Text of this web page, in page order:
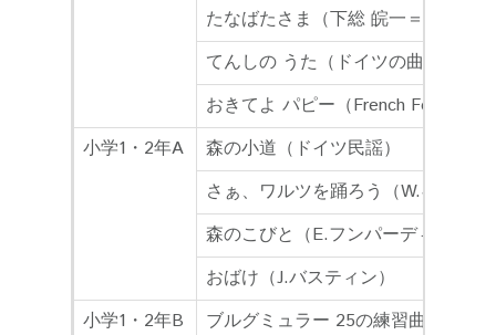
たなばたさま（下総 皖一＝内藤 雅
てんしの うた（ドイツの曲）
おきてよ パピー（French Folk Tune
小学1・2年A
森の小道（ドイツ民謡）
さぁ、ワルツを踊ろう（W.ギロッ
森のこびと（E.フンパーディンク＝
おばけ（J.バスティン）
小学1・2年B
ブルグミュラー 25の練習曲 1-8番